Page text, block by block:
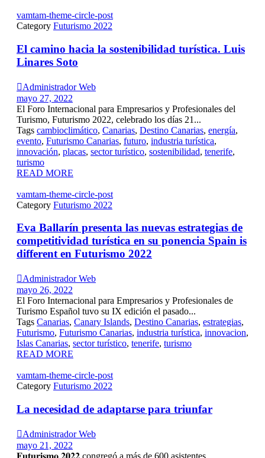
vamtam-theme-circle-post
Category Futurismo 2022
El camino hacia la sostenibilidad turística. Luis
Linares Soto
Administrador Web
mayo 27, 2022
El Foro Internacional para Empresarios y Profesionales del
Turismo, Futurismo 2022, celebrado los días 21...
Tags cambioclimático, Canarias, Destino Canarias, energía,
evento, Futurismo Canarias, futuro, industria turística,
innovación, placas, sector turístico, sostenibilidad, tenerife,
turismo
READ MORE
vamtam-theme-circle-post
Category Futurismo 2022
Eva Ballarín presenta las nuevas estrategias de
competitividad turística en su ponencia Spain is
different en Futurismo 2022
Administrador Web
mayo 26, 2022
El Foro Internacional para Empresarios y Profesionales de
Turismo Español tuvo su IX edición el pasado...
Tags Canarias, Canary Islands, Destino Canarias, estrategias,
Futurismo, Futurismo Canarias, industria turística, innovacion,
Islas Canarias, sector turístico, tenerife, turismo
READ MORE
vamtam-theme-circle-post
Category Futurismo 2022
La necesidad de adaptarse para triunfar
Administrador Web
mayo 21, 2022
𝐅𝐮𝐭𝐮𝐫𝐢𝐬𝐦𝐨 𝟐𝟎𝟐𝟐 congregó a más de 600 asistentes